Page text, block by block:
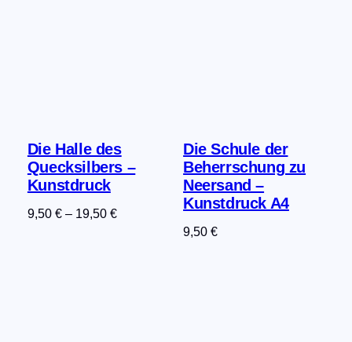
Die Halle des
Quecksilbers –
Kunstdruck
9,50 €– 19,50 €
Die Schule der
Beherrschung zu
Neersand –
Kunstdruck A4
9,50€